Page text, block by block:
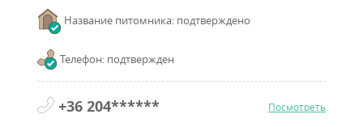
Название питомника: подтверждено
Телефон: подтвержден
+36 204****** Посмотреть